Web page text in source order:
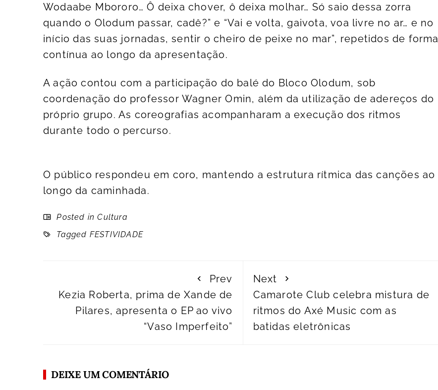
Wodaabe Mbororo… Ô deixa chover, ô deixa molhar… Só saio dessa zorra
quando o Olodum passar, cadê?” e “Vai e volta, gaivota, voa livre no ar… e no
início das suas jornadas, sentir o cheiro de peixe no mar”, repetidos de forma
contínua ao longo da apresentação.
A ação contou com a participação do balé do Bloco Olodum, sob
coordenação do professor Wagner Omin, além da utilização de adereços do
próprio grupo. As coreografias acompanharam a execução dos ritmos
durante todo o percurso.
O público respondeu em coro, mantendo a estrutura rítmica das canções ao
longo da caminhada.
Posted inCultura
Tagged FESTIVIDADE
Prev
Kezia Roberta, prima de Xande de
Pilares, apresenta o EP ao vivo
“Vaso Imperfeito”
Next
Camarote Club celebra mistura de
ritmos do Axé Music com as
batidas eletrônicas
DEIXE UM COMENTÁRIO